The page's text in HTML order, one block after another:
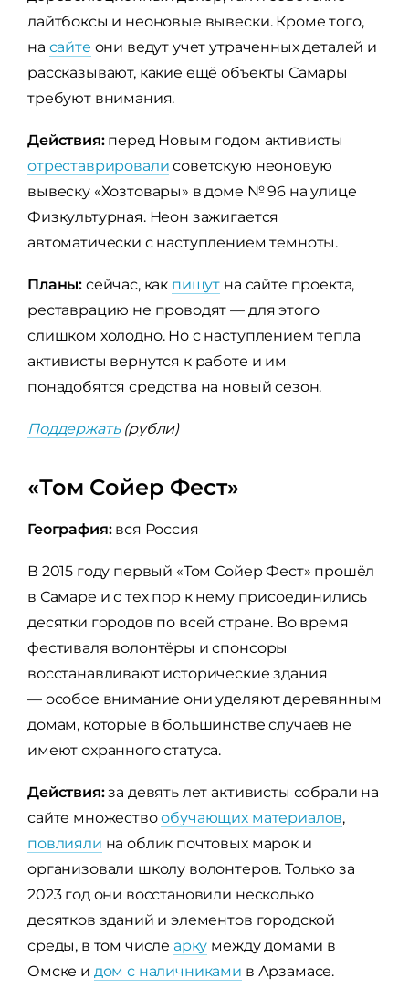
лайтбоксы и неоновые вывески. Кроме того,
на сайте они ведут учет утраченных деталей и
рассказывают, какие ещё объекты Самары
требуют внимания.
Действия:перед Новым годом активисты
отреставрировали советскую неоновую
вывеску «Хозтовары» в доме № 96 на улице
Физкультурная. Неон зажигается
автоматически с наступлением темноты.
Планы: сейчас, как пишут на сайте проекта,
реставрацию не проводят — для этого
слишком холодно. Но с наступлением тепла
активисты вернутся к работе и им
понадобятся средства на новый сезон.
Поддержать(рубли)
«Том Сойер Фест»
География:вся Россия
В 2015 году первый «Том Сойер Фест» прошёл
в Самаре и с тех пор к нему присоединились
десятки городов по всей стране. Во время
фестиваля волонтёры и спонсоры
восстанавливают исторические здания
— особое внимание они уделяют деревянным
домам, которые в большинстве случаев не
имеют охранного статуса.
Действия:за девять лет активисты собрали на
сайте множествообучающих материалов,
повлияли на облик почтовых марок и
организовали школу волонтеров. Только за
2023 год они восстановили несколько
десятков зданий и элементов городской
среды, в том числе арку между домами в
Омске и дом с наличниками в Арзамасе.